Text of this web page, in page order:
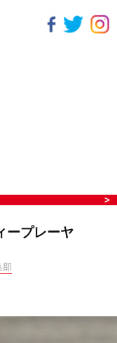
ープレーヤ
部